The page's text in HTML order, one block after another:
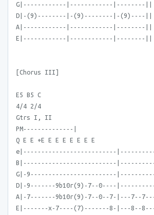
G|------------|------------|--------||
D|-(9)--------|-(9)--------|-(9)----||
A|------------|------------|--------||
E|------------|------------|--------||
[Chorus III]
E5 B5 C
4/4 2/4
Gtrs I, II
PM--------------|
Q E E +E E E E E E E E
e|--------------------------
B|--------------------------
G|-9------------------------
D|-9-------9b10r(9)-7--0----
A|-7-------9b10r(9)-7--0--7-|---7--
E|-------x-7----(7)-------8-|---8--8---